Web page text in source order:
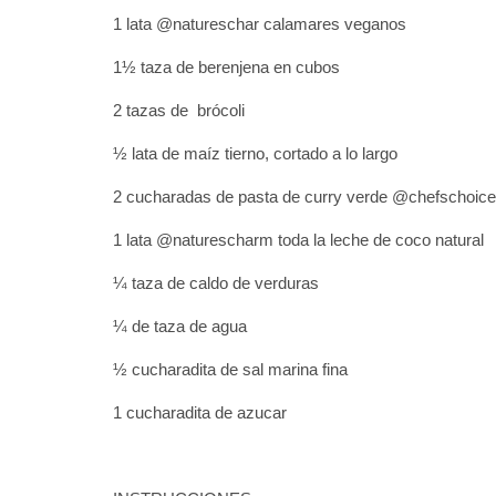
1 lata @natureschar calamares veganos
1½ taza de berenjena en cubos
2 tazas de brócoli
½ lata de maíz tierno, cortado a lo largo
2 cucharadas de pasta de curry verde
1 lata @naturescharm toda la leche de coco natural
¼ taza de caldo de verduras
¼ de taza de agua
½ cucharadita de sal marina fina
1 cucharadita de azucar